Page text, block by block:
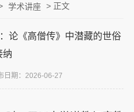
学术讲座 > 正文
论《高僧传》中潜藏的世俗
纳
日期：2026-06-27